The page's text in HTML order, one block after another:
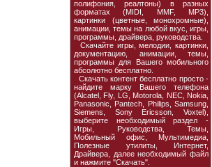
полифония, реалтоны) в разных
форматах (MIDI, MMF, MP3),
картинки (цветные, монохромные),
анимации, темы на любой вкус, игры,
программы, драйвера, руководства.
Скачайте игры, мелодии, картинки,
документацию, анимации, темы,
программы для Вашего мобильного
абсолютно бесплатно.
Скачать контент бесплатно просто -
найдите марку Вашего телефона
(Alcatel, Fly, LG, Motorola, NEC, Nokia,
Panasonic, Pantech, Philips, Samsung,
Siemens, Sony Ericsson, Voxtel),
выберите необходимый раздел -
Игры, Руководства, Темы,
Мобильный офис, Мультимедиа,
Полезные утилиты, Интернет,
Драйвера, далее необходимый файл
и нажмите "Скачать".